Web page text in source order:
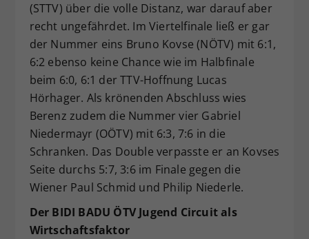
(STTV) über die volle Distanz, war darauf aber
recht ungefährdet. Im Viertelfinale ließ er gar
der Nummer eins Bruno Kovse (NÖTV) mit 6:1,
6:2 ebenso keine Chance wie im Halbfinale
beim 6:0, 6:1 der TTV-Hoffnung Lucas
Hörhager. Als krönenden Abschluss wies
Berenz zudem die Nummer vier Gabriel
Niedermayr (OÖTV) mit 6:3, 7:6 in die
Schranken. Das Double verpasste er an Kovses
Seite durchs 5:7, 3:6 im Finale gegen die
Wiener Paul Schmid und Philip Niederle.
Der BIDI BADU ÖTV Jugend Circuit als
Wirtschaftsfaktor